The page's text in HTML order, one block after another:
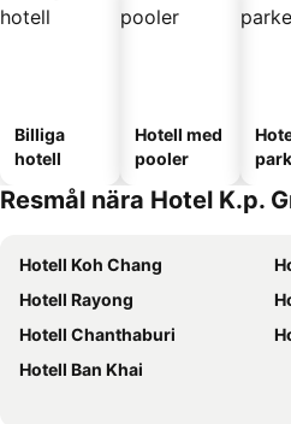
Billiga
hotell
Hotell med
pooler
Resmål nära Hotel K.p.
Hotell Koh Chang
Hotell Rayong
Hotell Chanthaburi
Hotell Ban Khai